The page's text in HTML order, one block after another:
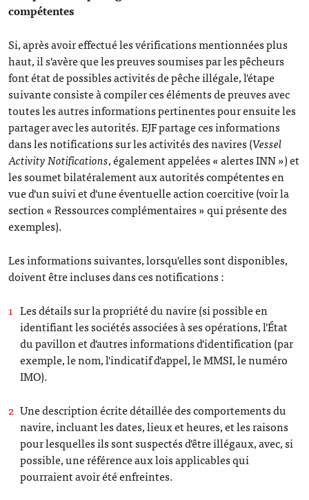
compétentes
Si, après avoir effectué les vérifications mentionnées plus
haut, il s'avère que les preuves soumises par les pêcheurs
font état de possibles activités de pêche illégale, l'étape
suivante consiste à compiler ces éléments de preuves avec
toutes les autres informations pertinentes pour ensuite les
partager avec les autorités. EJF partage ces informations
dans les notifications sur les activités des navires (Vessel
Activity Notifications, également appelées « alertes INN ») et
les soumet bilatéralement aux autorités compétentes en
vue d'un suivi et d'une éventuelle action coercitive (voir la
section « Ressources complémentaires » qui présente des
exemples).
Les informations suivantes, lorsqu'elles sont disponibles,
doivent être incluses dans ces notifications :
Les détails sur la propriété du navire (si possible en
identifiant les sociétés associées à ses opérations, l'État
du pavillon et d'autres informations d'identification (par
exemple, le nom, l'indicatif d'appel, le MMSI, le numéro
IMO).
Une description écrite détaillée des comportements du
navire, incluant les dates, lieux et heures, et les raisons
pour lesquelles ils sont suspectés d'être illégaux, avec, si
possible, une référence aux lois applicables qui
pourraient avoir été enfreintes.